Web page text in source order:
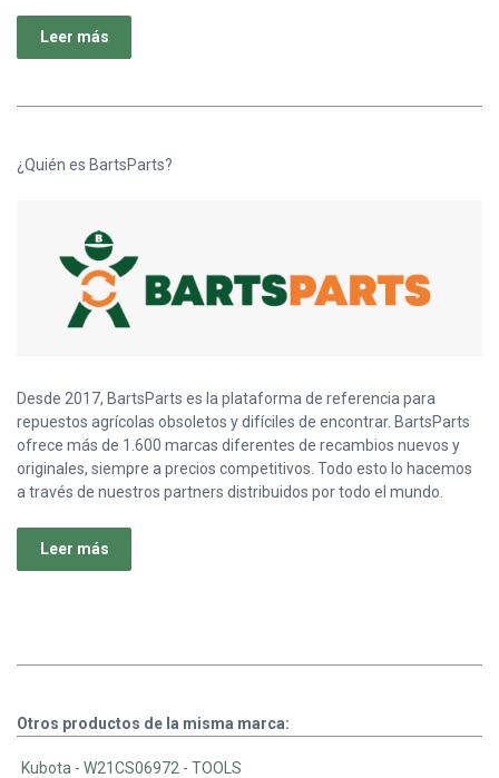
Leer más
¿Quién es BartsParts?
Desde 2017, BartsParts es la plataforma de referencia para
repuestos agrícolas obsoletos y difíciles de encontrar. BartsParts
ofrece más de 1.600 marcas diferentes de recambios nuevos y
originales, siempre a precios competitivos. Todo esto lo hacemos
a través de nuestros partners distribuidos por todo el mundo.
Leer más
Otros productos de la misma marca:
Kubota - W21CS06972 - TOOLS